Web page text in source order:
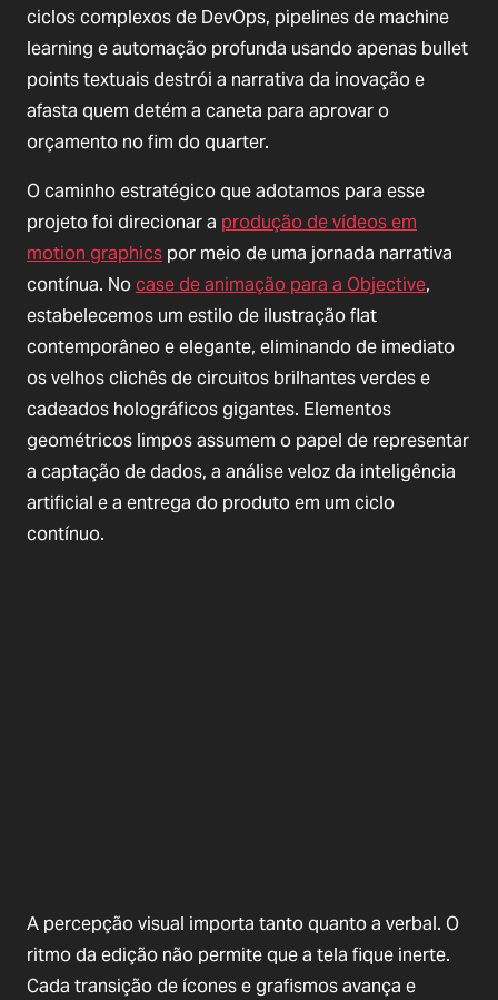
ciclos complexos de DevOps, pipelines de machine
learning e automação profunda usando apenas bullet
points textuais destrói a narrativa da inovação e
afasta quem detém a caneta para aprovar o
orçamento no fim do quarter.
O caminho estratégico que adotamos para esse
projeto foi direcionar a produção de vídeos em
motion graphics por meio de uma jornada narrativa
contínua. Nocase de animação para a Objective,
estabelecemos um estilo de ilustração flat
contemporâneo e elegante, eliminando de imediato
os velhos clichês de circuitos brilhantes verdes e
cadeados holográficos gigantes. Elementos
geométricos limpos assumem o papel de representar
a captação de dados, a análise veloz da inteligência
artificial e a entrega do produto em um ciclo
contínuo.
A percepção visual importa tanto quanto a verbal. O
ritmo da edição não permite que a tela fique inerte.
Cada transição de ícones e grafismos avança e